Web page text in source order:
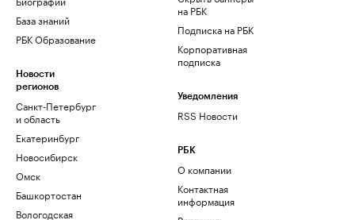
База знаний
РБК Образование
Новости
регионов
Санкт-Петербург
и область
Екатеринбург
Новосибирск
Омск
Башкортостан
Вологодская
на РБК
Подписка на РБК
Корпоративная
подписка
Уведомления
RSS Новости
РБК
О компании
Контактная
информация